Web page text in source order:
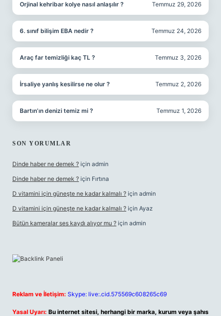
Orjinal kehribar kolye nasıl anlaşılır ? Temmuz 29, 2026
6. sınıf bilişim EBA nedir ? Temmuz 24, 2026
Araç far temizliği kaç TL ? Temmuz 3, 2026
İrsaliye yanlış kesilirse ne olur ? Temmuz 2, 2026
Bartın’ın denizi temiz mi ? Temmuz 1, 2026
SON YORUMLAR
Dinde haber ne demek ? için admin
Dinde haber ne demek ? için Fırtına
D vitamini için güneşte ne kadar kalmalı ? için admin
D vitamini için güneşte ne kadar kalmalı ? için Ayaz
Bütün kameralar ses kaydı alıyor mu ? için admin
Reklam ve İletişim: Skype: live:.cid.575569c608265c69
Yasal Uyarı: Bu internet sitesi, herhangi bir marka, kurum veya şahıs